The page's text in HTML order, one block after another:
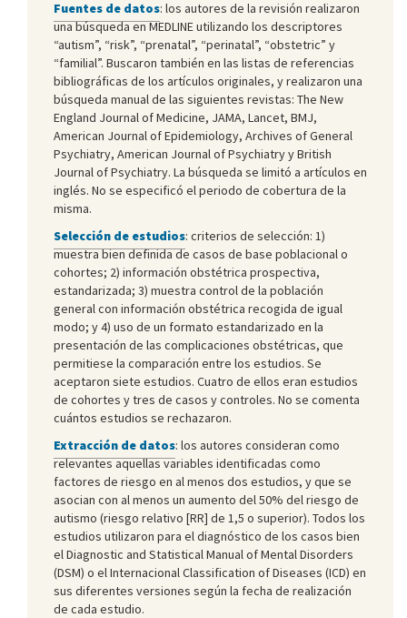
Fuentes de datos: los autores de la revisión realizaron
una búsqueda en MEDLINE utilizando los descriptores
“autism”, “risk”, “prenatal”, “perinatal”, “obstetric” y
“familial”. Buscaron también en las listas de referencias
bibliográficas de los artículos originales, y realizaron una
búsqueda manual de las siguientes revistas: The New
England Journal of Medicine, JAMA, Lancet, BMJ,
American Journal of Epidemiology, Archives of General
Psychiatry, American Journal of Psychiatry y British
Journal of Psychiatry. La búsqueda se limitó a artículos en
inglés. No se especificó el periodo de cobertura de la
misma.
Selección de estudios: criterios de selección: 1)
muestra bien definida de casos de base poblacional o
cohortes; 2) información obstétrica prospectiva,
estandarizada; 3) muestra control de la población
general con información obstétrica recogida de igual
modo; y 4) uso de un formato estandarizado en la
presentación de las complicaciones obstétricas, que
permitiese la comparación entre los estudios. Se
aceptaron siete estudios. Cuatro de ellos eran estudios
de cohortes y tres de casos y controles. No se comenta
cuántos estudios se rechazaron.
Extracción de datos: los autores consideran como
relevantes aquellas variables identificadas como
factores de riesgo en al menos dos estudios, y que se
asocian con al menos un aumento del 50% del riesgo de
autismo (riesgo relativo [RR] de 1,5 o superior). Todos los
estudios utilizaron para el diagnóstico de los casos bien
el Diagnostic and Statistical Manual of Mental Disorders
(DSM) o el Internacional Classification of Diseases (ICD) en
sus diferentes versiones según la fecha de realización
de cada estudio.